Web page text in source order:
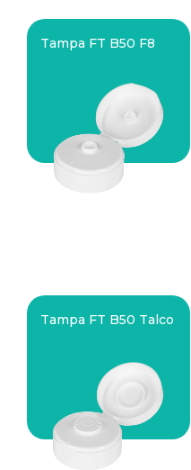
Tampa FT B50 F8
Tampa FT B50 Talco